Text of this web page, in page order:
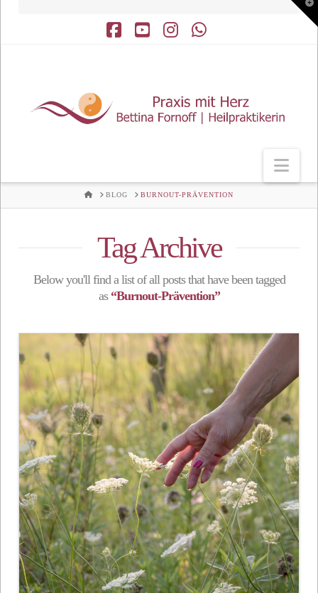
HOMEBLOG BURNOUT-PRÄVENTION
Tag Archive
Below you'll find a list of all posts that have been tagged
as “Burnout-Prävention”